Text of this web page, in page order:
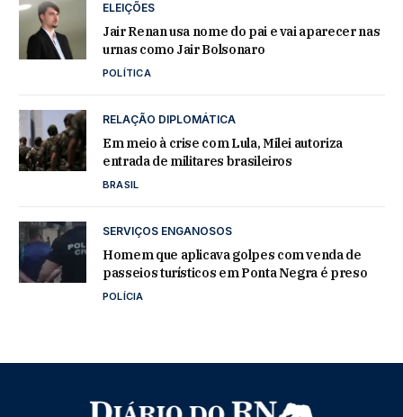
ELEIÇÕES
Jair Renan usa nome do pai e vai aparecer nas
urnas como Jair Bolsonaro
POLÍTICA
RELAÇÃO DIPLOMÁTICA
Em meio à crise com Lula, Milei autoriza
entrada de militares brasileiros
BRASIL
SERVIÇOS ENGANOSOS
Homem que aplicava golpes com venda de
passeios turísticos em Ponta Negra é preso
POLÍCIA